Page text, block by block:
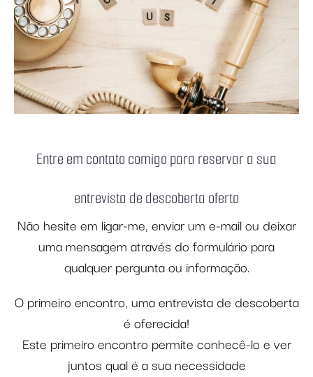
Entre em contato comigo para reservar a sua
entrevista de descoberta oferta
Não hesite em ligar-me, enviar um e-mail ou deixar
uma mensagem através do formulário para
qualquer pergunta ou informação.
O primeiro encontro, uma entrevista de descoberta
é oferecida!
Este primeiro encontro permite conhecê-lo e ver
juntos qual é a sua necessidade